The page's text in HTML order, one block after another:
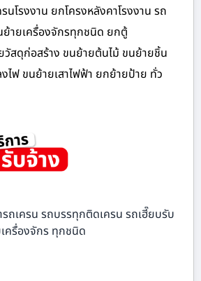
นโรงงาน ยกโครงหลังคาโรงงาน รถ
ย้ายเครื่องจักรทุกชนิด ยกตู้
วัสดุก่อสร้าง ขนย้ายต้นไม้ ขนย้ายชิ้น
ไฟ ขนย้ายเสาไฟฟ้า ยกย้ายป้าย ทั่ว
รถเครน รถบรรทุกติดเครน รถเฮี๊ยบรับ
ครื่องจักร ทุกชนิด